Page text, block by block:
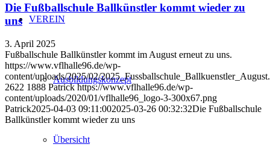
VEREIN
Ausbildungskonzept
Übersicht
Die Fußballschule Ballkünstler kommt wieder zu
uns
3. April 2025
Fußballschule Ballkünstler kommt im August erneut zu uns.
https://www.vflhalle96.de/wp-
content/uploads/2025/02/
2622 1888 Patrick https://www.vflhalle96.de/wp-
content/uploads/2020/01/vflhalle96_logo-3-300x67.png
Patrick2025-04-03 09:11:002025-03-26 00:32:32Die Fußballschule
Ballkünstler kommt wieder zu uns